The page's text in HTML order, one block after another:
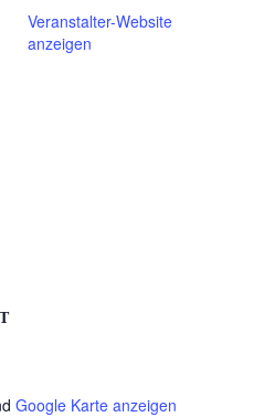
Google Karte anzeigen
Veranstalter-Website
anzeigen